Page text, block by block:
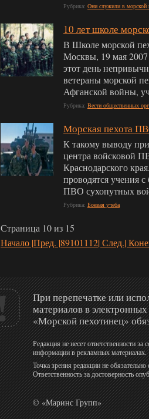
Рубрика: Они служили в морской
10 лет школе
В Школе морской
Москвы, 19 мая 2007
этот день
ветераны морской
Афганской войны,
Рубрика: Вести общественных
Морская пехота
К такому выводу
центра войсковой
Краснодарского
проводятся учения
ПВО сухопутных
Рубрика: Боевая учеба
Страница 10 из 15
Начало |Пред. |891011 12| След.|
При перепечатке или
материалов в
«Морской пехотинец»
Редакция не несет ответственности за
информации в рекламных материалах.
Точка зрения редакции не
Ответственность за достоверность
© «Маринс Групп»